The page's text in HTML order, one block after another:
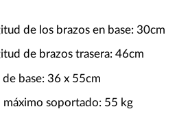
de los brazos en base: 30cm
de brazos trasera: 46cm
de base: 36 x 55cm
máximo soportado: 55 kg